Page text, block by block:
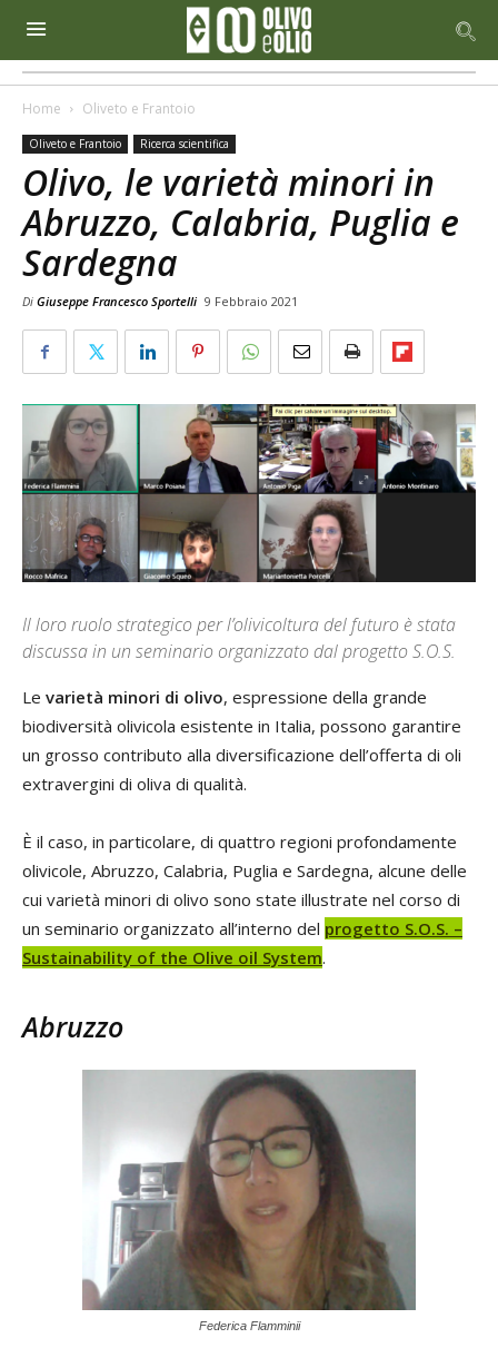
Home Oliveto e Frantoio
Oliveto e Frantoio Ricerca scientifica
Olivo, le varietà minori in
Abruzzo, Calabria, Puglia e
Sardegna
Di Giuseppe Francesco Sportelli 9 Febbraio 2021
Il loro ruolo strategico per l’olivicoltura del futuro è stata
discussa in un seminario organizzato dal progetto S.O.S.
Le varietà minori di olivo, espressione della grande
biodiversità olivicola esistente in Italia, possono garantire
un grosso contributo alla diversificazione dell’offerta di oli
extravergini di oliva di qualità.
È il caso, in particolare, di quattro regioni profondamente
olivicole, Abruzzo, Calabria, Puglia e Sardegna, alcune delle
cui varietà minori di olivo sono state illustrate nel corso di
un seminario organizzato all’interno del progetto S.O.S. –
Sustainability of the Olive oil System.
Abruzzo
Federica Flamminii